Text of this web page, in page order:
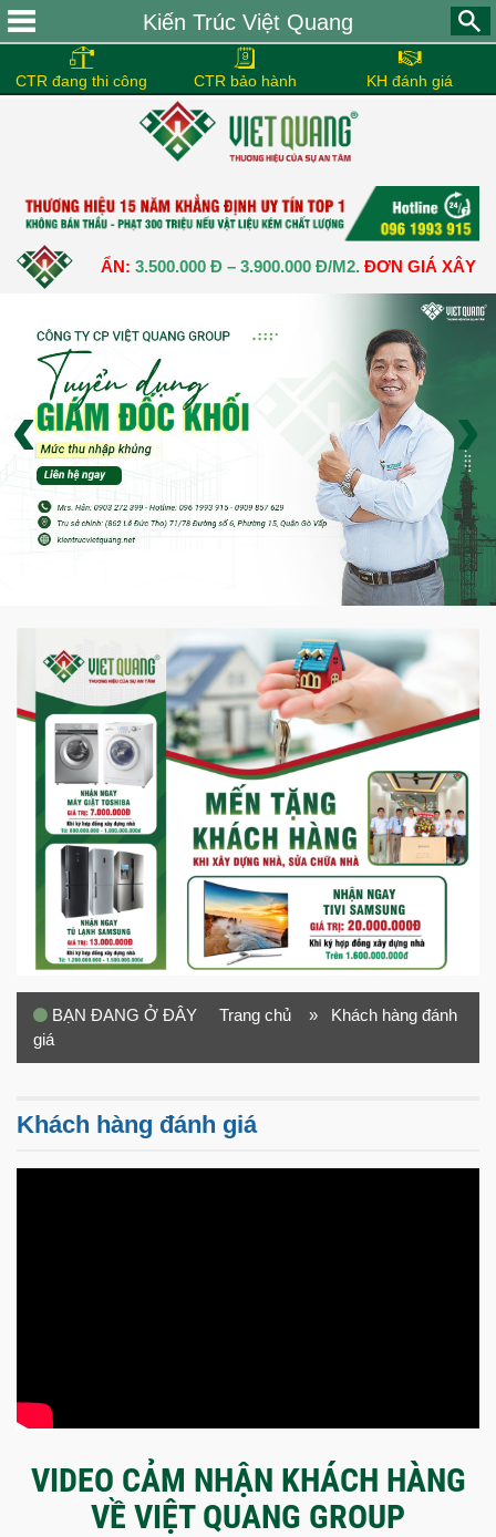
Kiến Trúc Việt Quang
CTR đang thi công CTR bảo hành KH đánh giá
CHUẨN: 3.500.000 Đ – 3.900.000 Đ/M2.ĐƠN GIÁ XÂY DỰNG
›
‹
BẠN ĐANG Ở ĐÂY Trang chủ » Khách hàng đánh
giá
Khách hàng đánh giá
VIDEO CẢM NHẬN KHÁCH HÀNG
VỀ VIỆT QUANG GROUP